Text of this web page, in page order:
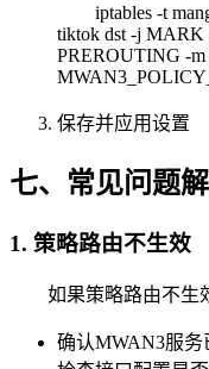
iptables -t
tiktok dst -j MARK
PREROUTING -m
保存并应用设置
七、常见问题
1. 策略路由不生效
如果策略路由不生
确认MWAN3服务